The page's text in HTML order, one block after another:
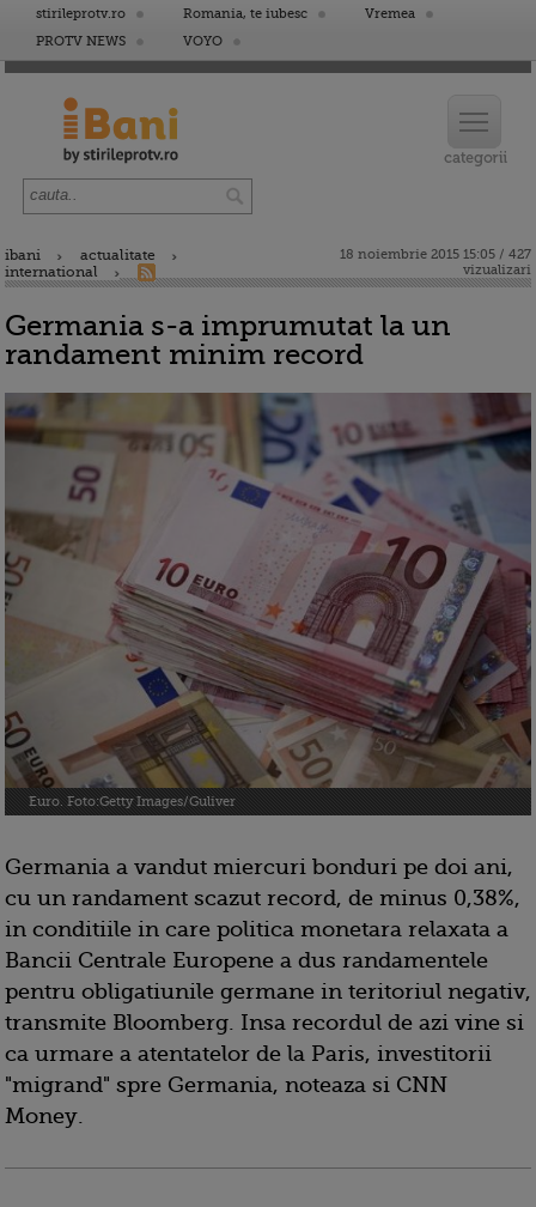
stirileprotv.ro Romania, te iubesc
Vremea
PROTV NEWS
VOYO
ibani
actualitate
international
18 noiembrie 2015 15:05 / 427
vizualizari
Germania s-a imprumutat la un
randament minim record
Euro. Foto:Getty Images/Guliver
Germania a vandut miercuri bonduri pe doi ani,
cu un randament scazut record, de minus 0,38%,
in conditiile in care politica monetara relaxata a
Bancii Centrale Europene a dus randamentele
pentru obligatiunile germane in teritoriul negativ,
transmite Bloomberg. Insa recordul de azi vine si
ca urmare a atentatelor de la Paris, investitorii
"migrand" spre Germania, noteaza si CNN
Money.